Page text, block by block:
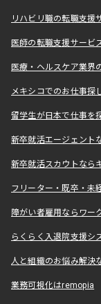
リハビリ職の転職支援
医師の転職支援サービ
医療・ヘルスケア業界
メキシコでのお仕事
留学生が日本で仕事を
新卒就活エージェント
新卒就活スカウトなら
フリーター・既卒・未
障がい者雇用ならワー
らくらく入退院支援シ
人と組織のお悩み解決
業務可視化はremopia